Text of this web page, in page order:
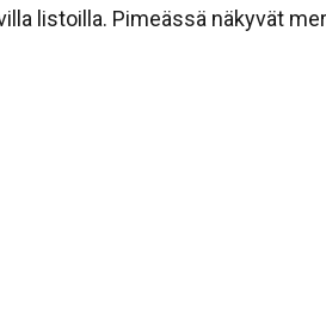
listoilla. Pimeässä näkyvät